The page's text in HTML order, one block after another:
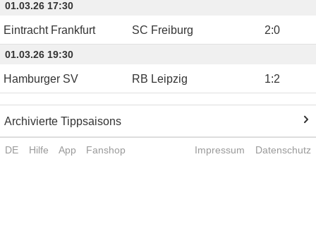
01.03.26 17:30
Eintracht Frankfurt SC Freiburg 2:0
01.03.26 19:30
Hamburger SV RB Leipzig 1:2
Archivierte Tippsaisons
DE Hilfe App Fanshop Impressum Datenschutz